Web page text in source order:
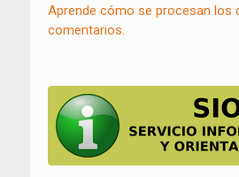
Aprende cómo se procesan los
comentarios.